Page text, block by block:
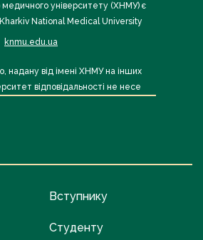
медичного університету (ХНМУ) є
National Medical University
knmu.edu.ua
надану від імені ХНМУ на інших
відповідальності не несе
Вступнику
Студенту